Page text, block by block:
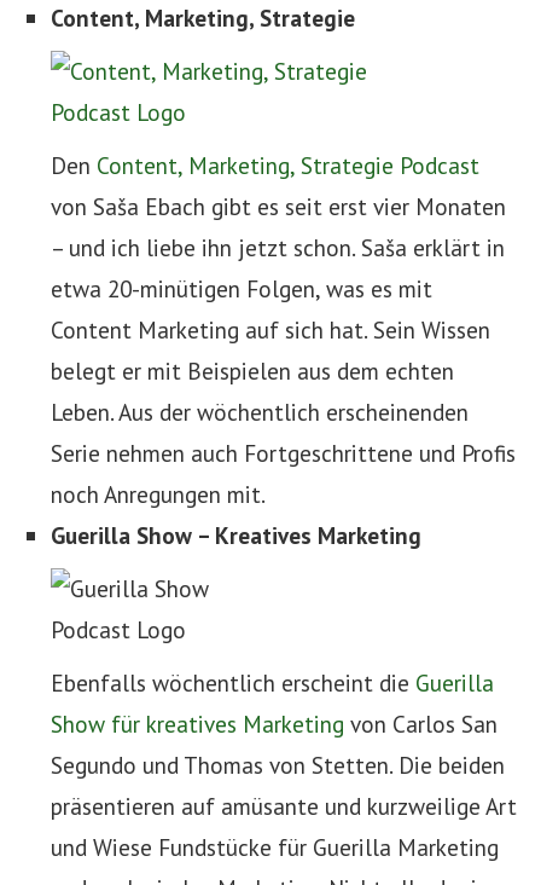
Content, Marketing, Strategie
Den Content, Marketing, Strategie Podcast
von Saša Ebach gibt es seit erst vier Monaten
– und ich liebe ihn jetzt schon. Saša erklärt in
etwa 20-minütigen Folgen, was es mit
Content Marketing auf sich hat. Sein Wissen
belegt er mit Beispielen aus dem echten
Leben. Aus der wöchentlich erscheinenden
Serie nehmen auch Fortgeschrittene und Profis
noch Anregungen mit.
Guerilla Show – Kreatives Marketing
Ebenfalls wöchentlich erscheint die Guerilla
Show für kreatives Marketing von Carlos San
Segundo und Thomas von Stetten. Die beiden
präsentieren auf amüsante und kurzweilige Art
und Wiese Fundstücke für Guerilla Marketing